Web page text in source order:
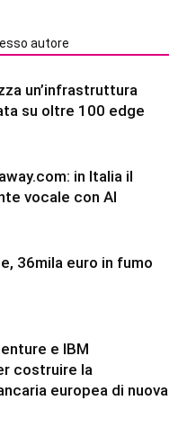
autore
un’infrastruttura
su oltre 100 edge
in Italia il
vocale con AI
36mila euro in fumo
e IBM
costruire la
europea di nuova